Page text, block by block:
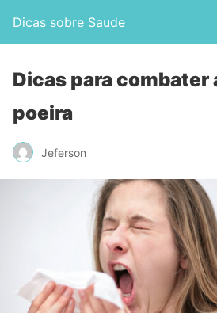
Dicas sobre Saude
Dicas para combater
poeira
Jeferson